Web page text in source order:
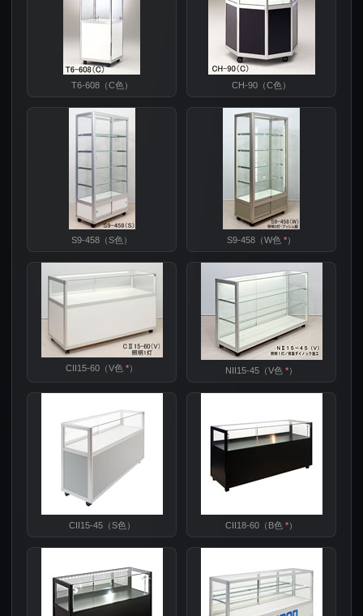
T6-608（C色） CH-90（C色）
S9-458（S色） S9-458（W色 *）
CII15-60（V色 *） NII15-45（V色 *）
CII15-45（S色） CII18-60（B色 *）